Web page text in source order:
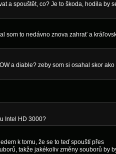
a spouštět, co? Je to škoda, hodila by
som to nedávno znova zahrať a
a diable? zeby som si osahal skor ako
Intel HD 3000?
k tomu, že se to teď spouští přes
takže jakékoliv změny souborů by